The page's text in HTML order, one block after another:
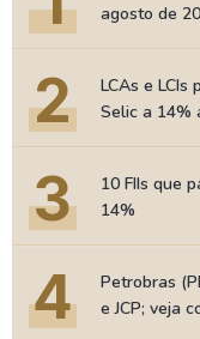
agosto de
2
LCAs e LCIs
Selic a 14%
3
10 FIIs que
14%
4
Petrobras
e JCP; veja